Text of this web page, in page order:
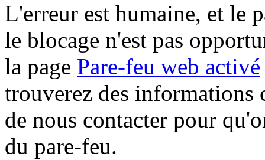
L'erreur est humaine, et le
le blocage n'est pas
la page Pare-feu web activé
trouverez des informations
de nous contacter pour
du pare-feu.